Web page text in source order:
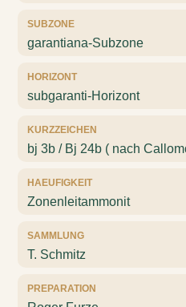
SUBZONE
garantiana-Subzone
HORIZONT
subgaranti-Horizont
KURZZEICHEN
bj 3b / Bj 24b ( nach
HAEUFIGKEIT
Zonenleitammonit
SAMMLUNG
T. Schmitz
PREPARATION